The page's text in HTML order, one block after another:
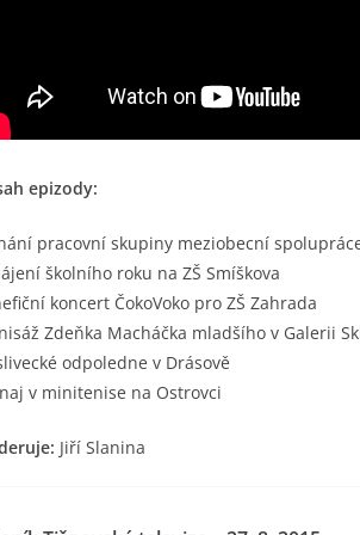
epizody:
pracovní skupiny meziobecní
školního roku na ZŠ Smíškova
koncert ČokoVoko pro ZŠ Zahrada
Zdeňka Macháčka mladšího v Galerii
odpoledne v Drásově
v minitenise na Ostrovci
Jiří Slanina